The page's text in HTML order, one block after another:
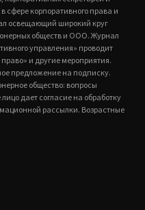
сфере корпоративного права и
освещающий широкий круг
обществ и ООО. Журнал
управления» проводит
и другие мероприятия.
предложение на подписку.
общество: вопросы
дает согласие на обработку
рассылки. Возрастные